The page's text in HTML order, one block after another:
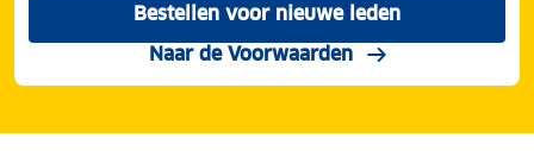
Bestellen voor nieuwe leden
pechhulp voor je
Naar de Voorwaardenvan Wegenwacht